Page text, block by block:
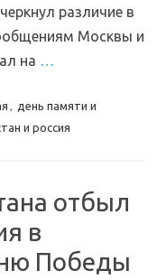
различие в
Москвы и
на …
, день памяти и
и россия
отбыл
в
Победы